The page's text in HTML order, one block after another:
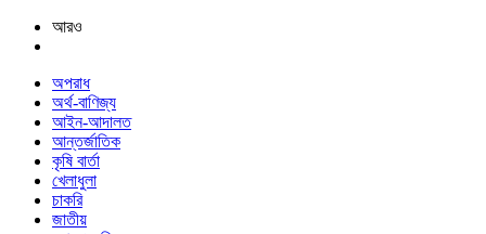
আরও
অপরাধ
অর্থ-বাণিজ্য
আইন-আদালত
আন্তর্জাতিক
কৃষি বার্তা
খেলাধুলা
চাকরি
জাতীয়